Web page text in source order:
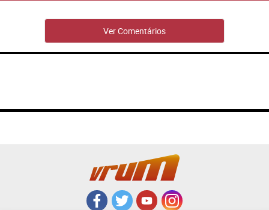
Ver Comentários